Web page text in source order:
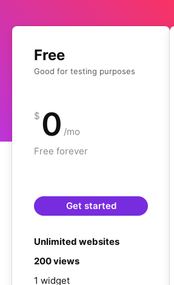
Free
Good for testing purposes
$ 0 /mo
Free forever
Get started
Unlimited websites
200 views
1 widget